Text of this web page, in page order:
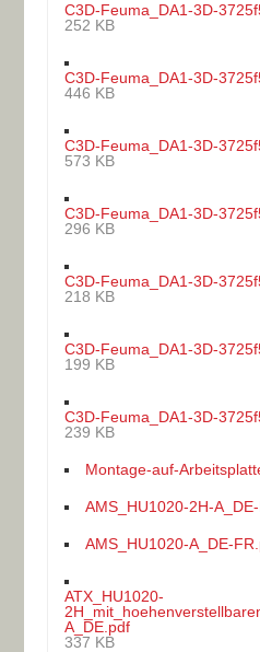
C3D-Feuma_DA1-3D-
252 KB
C3D-Feuma_DA1-3D-
446 KB
C3D-Feuma_DA1-3D-
573 KB
C3D-Feuma_DA1-3D-
296 KB
C3D-Feuma_DA1-3D-
218 KB
C3D-Feuma_DA1-3D-
199 KB
C3D-Feuma_DA1-3D-
239 KB
Montage-auf-
AMS_HU1020-2H-
AMS_HU1020-A_DE-
ATX_HU1020-
A_DE.pdf
337 KB